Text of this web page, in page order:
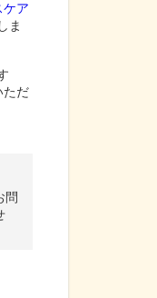
ケア
ま
ただ
問